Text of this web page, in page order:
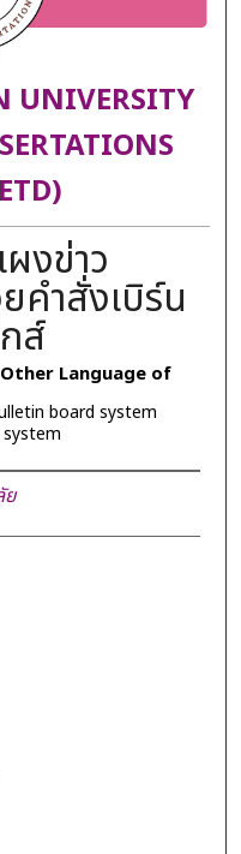
UNIVERSITY
งข่าว
คำสั่งเบิร์น
ส์
Language of
board system
ย